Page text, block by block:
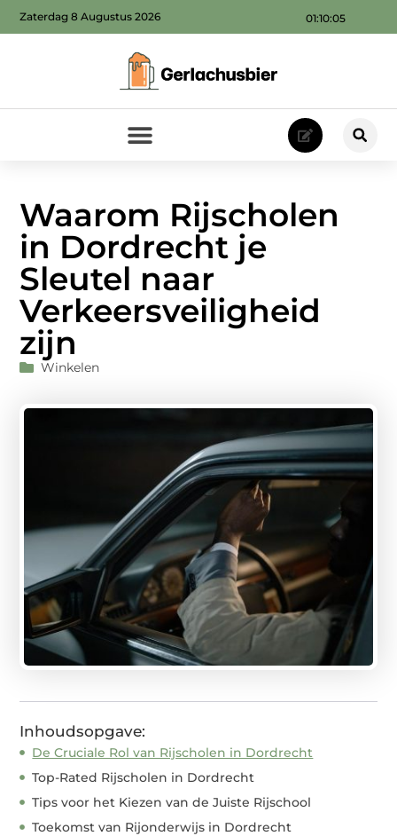
01:10:06
Zaterdag 8 Augustus 2026
Waarom Rijscholen
in Dordrecht je
Sleutel naar
Verkeersveiligheid
zijn
Winkelen
Inhoudsopgave:
De Cruciale Rol van Rijscholen in Dordrecht
Top-Rated Rijscholen in Dordrecht
Tips voor het Kiezen van de Juiste Rijschool
Toekomst van Rijonderwijs in Dordrecht